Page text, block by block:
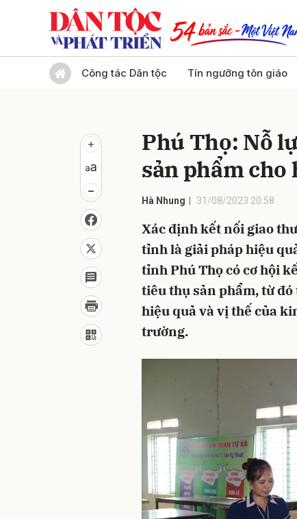
Công tác Dân tộc Tín ngưỡng tôn giáo
Phú Thọ: Nỗ
sản phẩm cho
Hà Nhung 31/08/2023 20:58
Xác định kết nối giao
tỉnh là giải pháp hiệu
tỉnh Phú Thọ có cơ hội
tiêu thụ sản phẩm, từ
hiệu quả và vị thế của
trường.